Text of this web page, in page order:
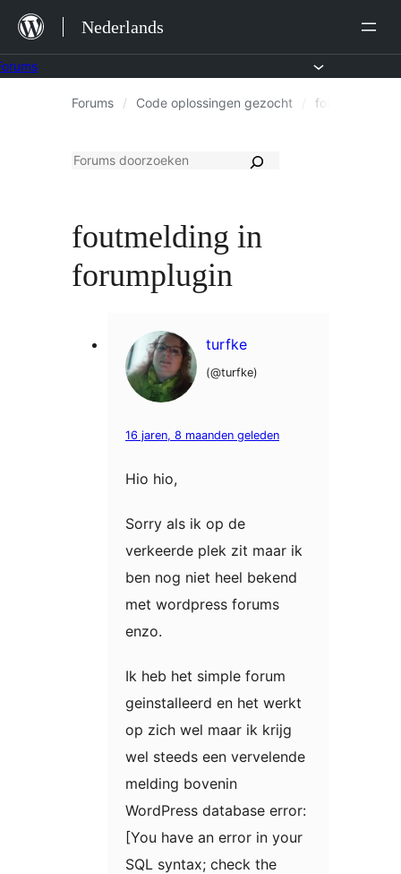
naar
de
Nederlands
Forums / Code oplossingen gezocht foutmelding
foutmelding in
forumplugin
turfke
(@turfke)
16 jaren, 8 maanden geleden
Hio hio,
Sorry als ik op de
verkeerde plek zit maar ik
ben nog niet heel bekend
met wordpress forums
enzo.
Ik heb het simple forum
geinstalleerd en het werkt
op zich wel maar ik krijg
wel steeds een vervelende
melding bovenin
WordPress database error:
[You have an error in your
SQL syntax; check the